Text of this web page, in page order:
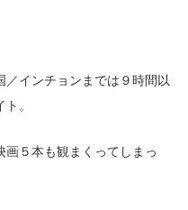
／インチョンまでは９時間以
。
画５本も観まくってしまっ